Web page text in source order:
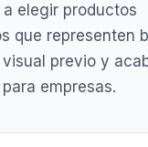
elegir productos
que representen
previo y
empresas.